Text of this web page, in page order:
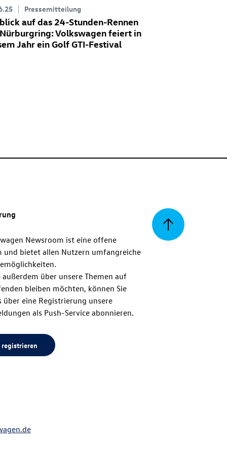
Pressemitteilung
auf das 24-Stunden-Rennen
Volkswagen feiert in
Jahr einGolf GTI-Festival
Zurück
Newsroom ist eine offene
und bietet allen Nutzern umfangreiche
außerdem über unsere Themen auf
bleiben möchten, können Sie
über eine Registrierung unsere
als Push-Service abonnieren.
registrieren